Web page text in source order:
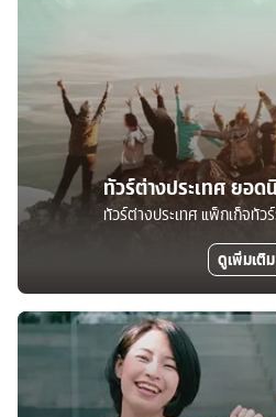
ทัวร์ต่างประเทศ ยอด
ทัวร์ต่างประเทศ แพ็กเก็จทัว
ดูเพิ่มเติม